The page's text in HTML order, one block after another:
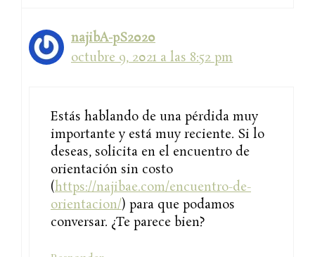
najibA-pS2020
octubre 9, 2021 a las 8:52 pm
Estás hablando de una pérdida muy
importante y está muy reciente. Si lo
deseas, solicita en el encuentro de
orientación sin costo
(https://najibae.com/encuentro-de-
orientacion/) para que podamos
conversar. ¿Te parece bien?